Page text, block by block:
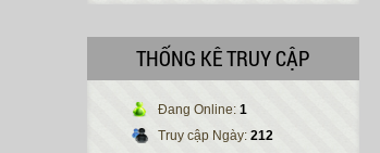
THỐNG KÊ TRUY CẬP
Đang Online:1
Truy cập Ngày:212